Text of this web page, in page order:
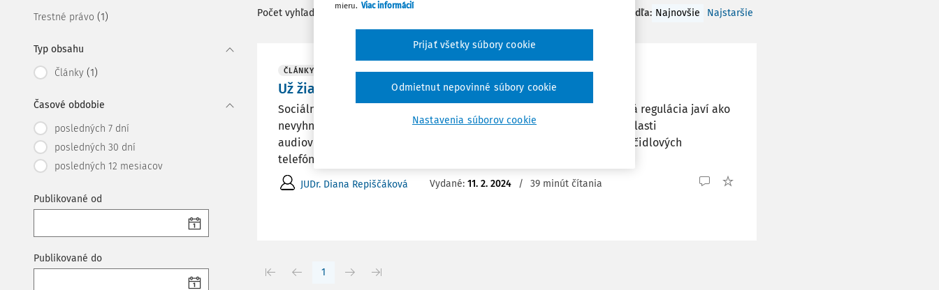
Trestné právo (1)
Typ obsahu
Články (1)
Časové obdobie
posledných 7 dní
posledných 30 dní
posledných 12 mesiacov
Publikované od
Publikované do
Počet vyhľadaných dokumentov: 1 Zoradiť podľa: Najnovšie Najstaršie
ČLÁNKY
Už žiadne nenávistné prejavy na sociálnych sieťach?
Sociálne siete sú zahltené nenávistnými prejavmi, a tak sa ich zákonná regulácia javí ako
nevyhnutná. Od 1.8.2022je účinná nová komplexná právna úprava v oblasti
audiovizuálnych mediálnych služieb, ktorá nahradila zákony z čias tlačidlových
telefónov, kedy ...
JUDr. Diana Repiščáková Vydané: 11. 2. 2024 / 39 minút čítania
1
mieru. Viac informácií
Nastavenia súborov cookie
Odmietnut nepovinné súbory cookie
Prijať všetky súbory cookie